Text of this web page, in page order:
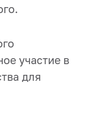
участие в
для